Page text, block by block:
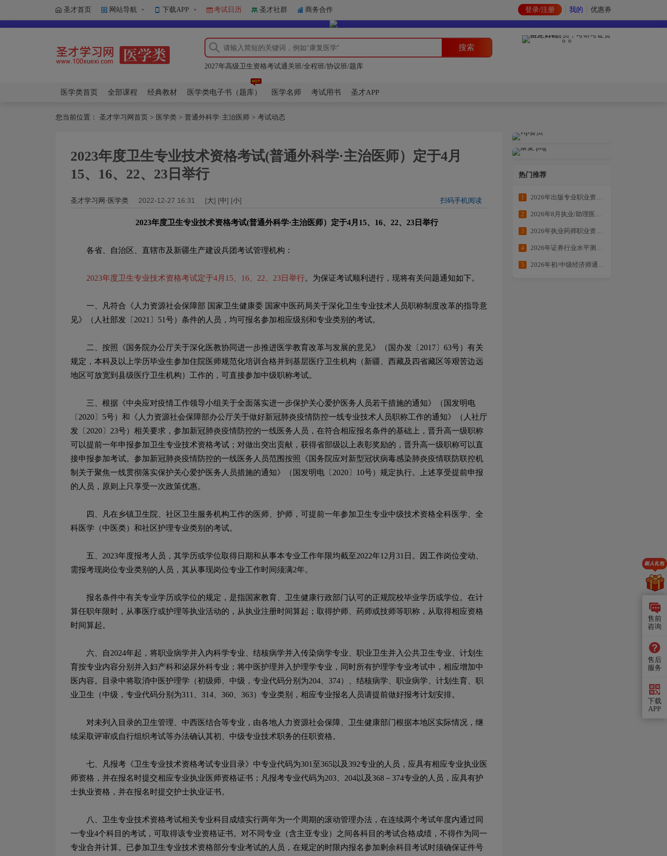
圣才首页 网站导航 下载APP 考试日历 圣才社群 商务合作 登录/注册 我的 优惠券
2026年医师资格考试通关班/全程班/协议班/题库
2027年康复医学治疗技术（士/师/中级）精讲/题库/冲刺卷/全套资料
2027年高级卫生资格考试通关班/全程班/协议班/题库
2026年医师资格考试通关班/全程班/协议班/题库
2027年康复医学治疗技术（士/师/中级）精讲/题库/冲刺卷/全套资料
搜索
医学类首页 全部课程 经典教材 医学类电子书（题库） 医学名师 考试用书 圣才APP
您当前位置： 圣才学习网首页 > 医学类 > 普通外科学·主治医师 > 考试动态
2023年度卫生专业技术资格考试(普通外科学·主治医师）定于4月
15、16、22、23日举行
圣才学习网·医学类 2022-12-27 16:31 [大] [中] [小] 扫码手机阅读
2023年度卫生专业技术资格考试(普通外科学·主治医师）定于4月 15、 16、 22、 23 日举行
各省、自治区、直辖市及新疆生产建设兵团考试管理机构：
2023年度卫生专业技术资格考试定于4月 15 16 22 23日举行。为保证考试顺利进行，现将有关问题通知如下。
一、凡符合《人力资源社会保障部 国家卫生健康委 国家中医药局关于深化卫生专业技术人员职称制度改革的指导意
见》（人社部发〔 2021 〕 51号）条件的人员，均可报名参加相应级别和专业类别的考试。
二、按照《国务院办公厅关于深化医教协同进一步推进医学教育改革与发展的意见》（国办发〔 2017〕 63号）有关
规定，本科及以上学历毕业生参加住院医师规范化培训合格并到基层医疗卫生机构（新疆、西藏及四省藏区等艰苦边远
地区可放宽到县级医疗卫生机构）工作的，可直接参加中级职称考试。
三、根据《中央应对疫情工作领导小组关于全面落实进一步保护关心爱护医务人员若干措施的通知》（国发明电
〔 2020〕 5号）和《人力资源社会保障部办公厅关于做好新冠肺炎疫情防控一线专业技术人员职称工作的通知》（人社厅
发〔 2020〕 23号）相关要求，参加新冠肺炎疫情防控的一线医务人员，在符合相应报名条件的基础上，晋升高一级职称
可以提前一年申报参加卫生专业技术资格考试；对做出突出贡献，获得省部级以上表彰奖励的，晋升高一级职称可以直
接申报参加考试。参加新冠肺炎疫情防控的一线医务人员范围按照《国务院应对新型冠状病毒感染肺炎疫情联防联控机
制关于聚焦一线贯彻落实保护关心爱护医务人员措施的通知》（国发明电〔 2020〕 10号）规定执行。上述享受提前申报
的人员，原则上只享受一次政策优惠。
四、凡在乡镇卫生院、社区卫生服务机构工作的医师、护师，可提前一年参加卫生专业中级技术资格全科医学、全
科医学（中医类）和社区护理专业类别的考试。
五、 2023年度报考人员，其学历或学位取得日期和从事本专业工作年限均截至2022年12 月 31 日。因工作岗位变动、
需报考现岗位专业类别的人员，其从事现岗位专业工作时间须满2年。
报名条件中有关专业学历或学位的规定，是指国家教育、卫生健康行政部门认可的正规院校毕业学历或学位。在计
算任职年限时，从事医疗或护理等执业活动的，从执业注册时间算起；取得护师、药师或技师等职称，从取得相应资格
时间算起。
六、自2024年起，将职业病学并入内科学专业、结核病学并入传染病学专业、职业卫生并入公共卫生专业、计划生
育按专业内容分别并入妇产科和泌尿外科专业；将中医护理并入护理学专业，同时所有护理学专业考试中，相应增加中
医内容。目录中将取消中医护理学（初级师、中级，专业代码分别为204 374）、结核病学、职业病学、计划生育、职
业卫生（中级，专业代码分别为311 314 360 363）专业类别，相应专业报名人员请提前做好报考计划安排。
对未列入目录的卫生管理、中西医结合等专业，由各地人力资源社会保障、卫生健康部门根据本地区实际情况，继
续采取评审或自行组织考试等办法确认其初、中级专业技术职务的任职资格。
七、凡报考《卫生专业技术资格考试专业目录》中专业代码为301至365以及392专业的人员，应具有相应专业执业医
师资格，并在报名时提交相应专业执业医师资格证书；凡报考专业代码为203 204以及368 － 374专业的人员，应具有护
士执业资格，并在报名时提交护士执业证书。
八、卫生专业技术资格考试相关专业科目成绩实行两年为一个周期的滚动管理办法，在连续两个考试年度内通过同
一专业4个科目的考试，可取得该专业资格证书。对不同专业（含主亚专业）之间各科目的考试合格成绩，不得作为同一
专业合并计算。已参加卫生专业技术资格部分专业考试的人员，在规定的时限内报名参加剩余科目考试时须确保证件号
热门推荐
1 2026年出版专业职业资格考试学练结合冲刺备考
2 2026年8月执业/助理医师全科目复习资料
3 2026年执业药师职业资格考试提分大作战
4 2026年证券行业水平测试备考合集
5 2026年初/中级经济师通关方案：核心考点全拆解・备考不走弯路
售前
咨询
售后
服务
下载
APP